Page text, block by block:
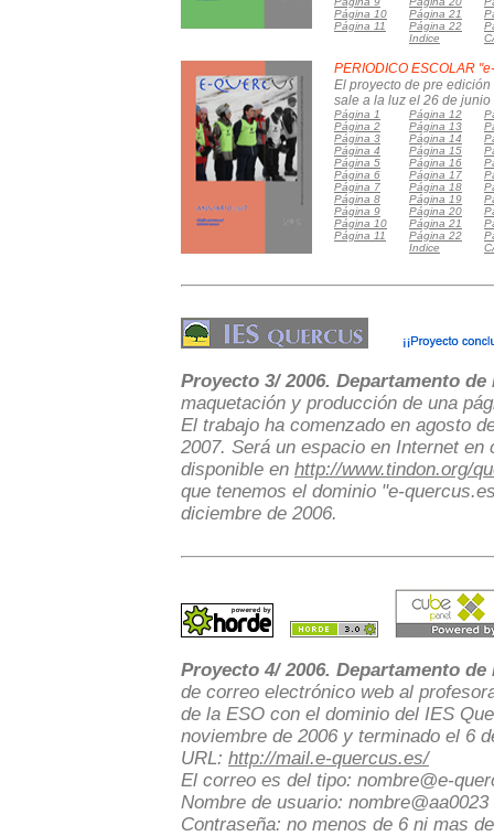
Página 10
Página 21
Página 11
Página 22
Indice
PERIODICO ESCOLAR
El proyecto de pre
sale a la luz el 26 de junio
Página 1 Página 12
Página 2
Página 13
Página 3
Página 14
Página 4
Página 15
Página 5
Página 16
Página 6
Página 17
Página 7
Página 18
Página 8
Página 19
Página 9
Página 20
Página 10
Página 21
Página 11
Página 22
Indice
Proyecto 3/ 2006. Departamento
maquetación y producción de una
El trabajo ha comenzado en agosto
2007. Será un espacio en Internet
disponible en http://www.tindon.org/
que tenemos el dominio "e-
diciembre de 2006.
Proyecto 4/ 2006. Departamento
de correo electrónico web al
de la ESO con el dominio del IES
noviembre de 2006 y terminado el 6
URL: http://mail.e-quercus.es/
El correo es del tipo: nombre@e-
Nombre de usuario: nombre
Contraseña: no menos de 6 ni mas